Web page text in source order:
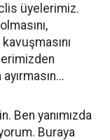
üyelerimiz.
Ben yanımızda
Buraya